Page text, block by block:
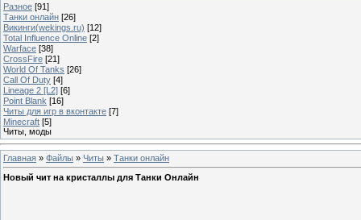
Разное [91]
Танки онлайн [26]
Викинги(wekings.ru) [12]
Total Influence Online [2]
Warface [38]
CrossFire [21]
World Of Tanks [26]
Call Of Duty [4]
Lineage 2 [L2] [6]
Point Blank [16]
Читы для игр в вконтакте [7]
Minecraft [5]
Читы, моды
Главная » Файлы » Читы » Танки онлайн
Новый чит на кристаллы для Танки Онлайн